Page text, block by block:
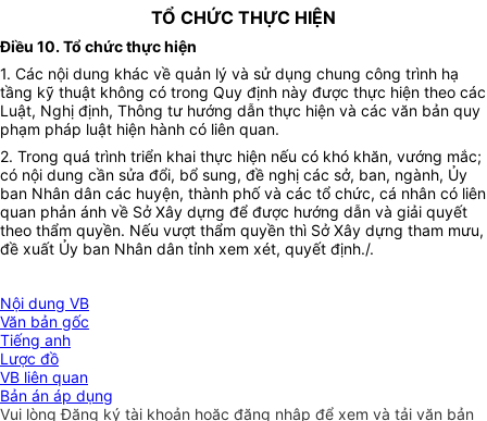
TỔ CHỨC THỰC HIỆN
Điều 10.Tổ chức thực hiện
1. Các nội dung khác về quản lý và sử dụng chung công trình hạ
tầng kỹ thuật không có trong Quy định này được thực hiện theo các
Luật, Nghị định, Thông tư hướng dẫn thực hiện và các văn bản quy
phạm pháp luật hiện hành có liên quan.
2. Trong quá trình triển khai thực hiện nếu có khó khăn, vướng mắc;
có nội dung cần sửa đổi, bổ sung, đề nghị các sở, ban, ngành, Ủy
ban Nhân dân các huyện, thành phố và các tổ chức, cá nhân có liên
quan phản ánh về Sở Xây dựng để được hướng dẫn và giải quyết
theo thẩm quyền. Nếu vượt thẩm quyền thì Sở Xây dựng tham mưu,
đề xuất Ủy ban Nhân dân tỉnh xem xét, quyết định./.
Nội dung VB
Văn bản gốc
Tiếng anh
Lược đồ
VB liên quan
Bản án áp dụng
Vui lòngĐăng ký tài khoản hoặc đăng nhập để xem và tải văn bản